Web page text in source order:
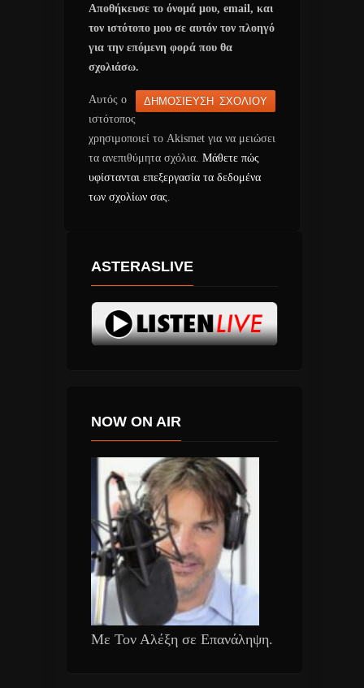
Αποθήκευσε το όνομά μου, email, και
τον ιστότοπο μου σε αυτόν τον πλοηγό
για την επόμενη φορά που θα
σχολιάσω.
Αυτός ο
ιστότοπος
χρησιμοποιεί το Akismet για να μειώσει
τα ανεπιθύμητα σχόλια. Μάθετε πώς
υφίστανται επεξεργασία τα δεδομένα
των σχολίων σας.
ASTERASLIVE
NOW ON AIR
Με Τον Αλέξη σε Επανάληψη.